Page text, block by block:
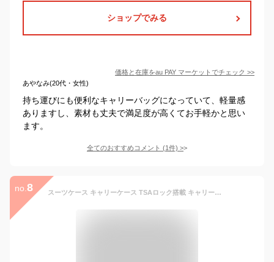
ショップでみる
価格と在庫をau PAY マーケット でチェック >>
あやなみ(20代・女性)
持ち運びにも便利なキャリーバッグになっていて、軽量感
ありますし、素材も丈夫で満足度が高くてお手軽かと思い
ます。
全てのおすすめコメント (1件) >
no. 8 スーツケース キャリーケース TSAロック搭載 キャリーバッグ 機内持ち込みサイズあり フック付き おしゃれ 可愛い 小型 中型 大型 大容量 超軽量 軽い 女性 1日〜3日 4日〜7日 7日〜14日 suitcase 海外 国内 全国旅行 S M L ファスナー 高級ABS材質 修学旅行 海外旅行